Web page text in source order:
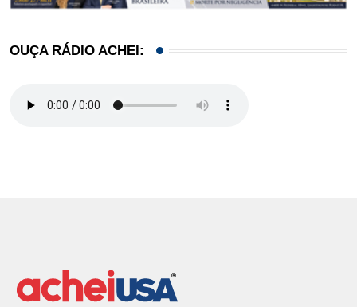
OUÇA RÁDIO ACHEI: